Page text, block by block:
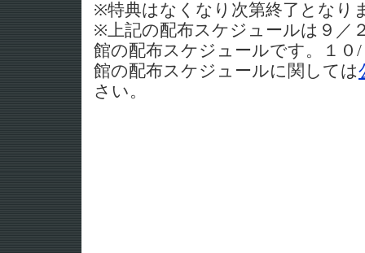
※特典はなくなり次第終了となり
※上記の配布スケジュールは９／
館の配布スケジュールです。１０
館の配布スケジュールに関しては
さい。